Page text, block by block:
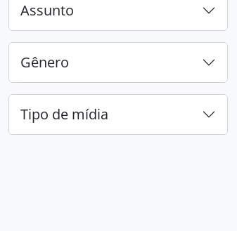
Assunto
Gênero
Tipo de mídia